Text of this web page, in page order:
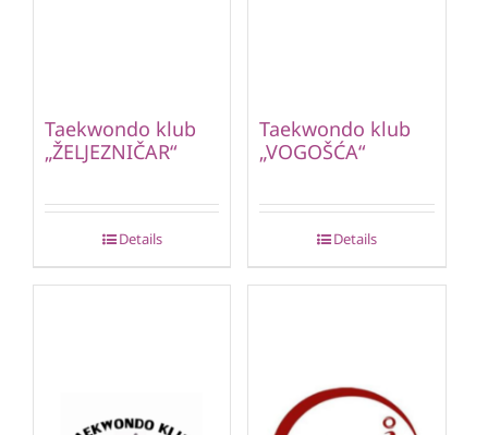
Taekwondo klub
„ŽELJEZNIČAR“
Details
Taekwondo klub
„VOGOŠĆA“
Details